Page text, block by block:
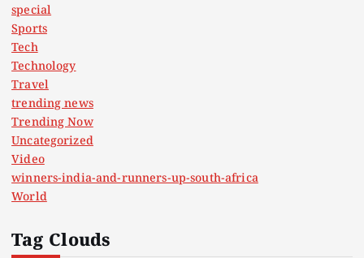
special
Sports
Tech
Technology
Travel
trending news
Trending Now
Uncategorized
Video
winners-india-and-runners-up-south-africa
World
Tag Clouds